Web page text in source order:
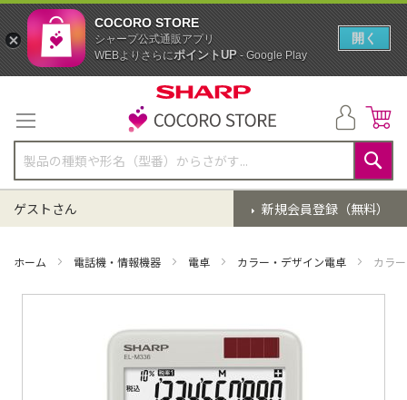
テ
ン
ツ
に
ス
キ
ッ
検
索
新規会員登録（無料）
ゲストさん
ホーム 電話機・情報機器 電卓 カラー・デザイン電卓 カラ
COCORO STORE
シャープ公式通販アプリ
WEBよりさらにポイントUP- Google Play
開く